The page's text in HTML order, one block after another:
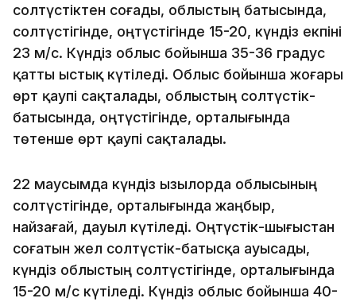
солтүстіктен соғады, облыстың батысында,
солтүстігінде, оңтүстігінде 15-20, күндіз екпіні
23 м/с. Күндіз облыс бойынша 35-36 градус
қатты ыстық күтіледі. Облыс бойынша жоғары
өрт қаупі сақталады, облыстың солтүстік-
батысында, оңтүстігінде, орталығында
төтенше өрт қаупі сақталады.
22 маусымда күндіз Қызылорда облысының
солтүстігінде, орталығында жаңбыр,
найзағай, дауыл күтіледі. Оңтүстік-шығыстан
соғатын жел солтүстік-батысқа ауысады,
күндіз облыстың солтүстігінде, орталығында
15-20 м/с күтіледі. Күндіз облыс бойынша 40-